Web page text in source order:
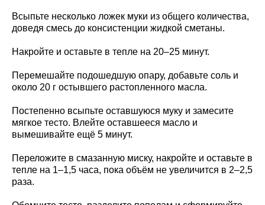
Всыпьте несколько ложек муки из общего количества,
доведя смесь до консистенции жидкой сметаны.
Накройте и оставьте в тепле на 20–25 минут.
Перемешайте подошедшую опару, добавьте соль и
около 20 г остывшего растопленного масла.
Постепенно всыпьте оставшуюся муку и замесите
мягкое тесто. Влейте оставшееся масло и
вымешивайте ещё 5 минут.
Переложите в смазанную миску, накройте и оставьте в
тепле на 1–1,5 часа, пока объём не увеличится в 2–2,5
раза.